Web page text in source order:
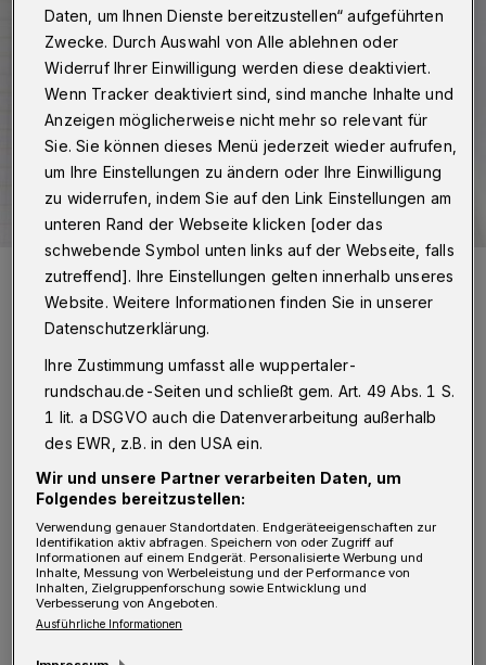
Leserbrief an die Wuppertaler Rundschau:
redaktion@wuppertaler-
rundschau.de
Foto: Rundschau
N och das Beste draus gemacht? Für wen?
Oder doch eher Ei ins Nest der Stadt für
30 Jahre gelegt?
Ja, der Kommentator hat Recht: Die Clees-
Gruppe hat noch das Beste daraus gemacht,
eigentlich das Optimum für die seit zehn
Daten, um Ihnen Dienste bereitzustellen“ aufgeführten
Zwecke. Durch Auswahl von Alle ablehnen oder
Widerruf Ihrer Einwilligung werden diese deaktiviert.
Wenn Tracker deaktiviert sind, sind manche Inhalte und
Anzeigen möglicherweise nicht mehr so relevant für
Sie. Sie können dieses Menü jederzeit wieder aufrufen,
um Ihre Einstellungen zu ändern oder Ihre Einwilligung
zu widerrufen, indem Sie auf den Link Einstellungen am
unteren Rand der Webseite klicken [oder das
schwebende Symbol unten links auf der Webseite, falls
zutreffend]. Ihre Einstellungen gelten innerhalb unseres
Website. Weitere Informationen finden Sie in unserer
Datenschutzerklärung.
Ihre Zustimmung umfasst alle wuppertaler-
rundschau.de-Seiten und schließt gem. Art. 49 Abs. 1 S.
1 lit. a DSGVO auch die Datenverarbeitung außerhalb
des EWR, z.B. in den USA ein.
Wir und unsere Partner verarbeiten Daten, um
Folgendes bereitzustellen:
Verwendung genauer Standortdaten. Endgeräteeigenschaften zur
Identifikation aktiv abfragen. Speichern von oder Zugriff auf
Informationen auf einem Endgerät. Personalisierte Werbung und
Inhalte, Messung von Werbeleistung und der Performance von
Inhalten, Zielgruppenforschung sowie Entwicklung und
Verbesserung von Angeboten.
Ausführliche Informationen